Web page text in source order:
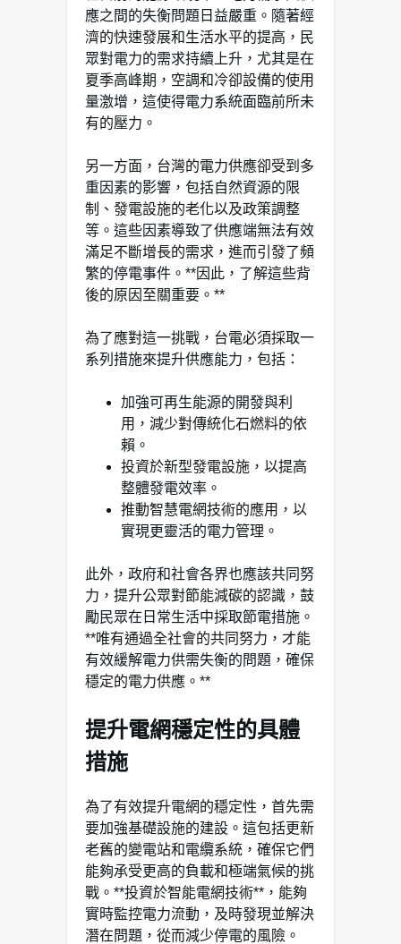
應之間的失衡問題日益嚴重。隨著經
濟的快速發展和生活水平的提高，民
眾對電力的需求持續上升，尤其是在
夏季高峰期，空調和冷卻設備的使用
量激增，這使得電力系統面臨前所未
有的壓力。
另一方面，台灣的電力供應卻受到多
重因素的影響，包括自然資源的限
制、發電設施的老化以及政策調整
等。這些因素導致了供應端無法有效
滿足不斷增長的需求，進而引發了頻
繁的停電事件。**因此，了解這些背
後的原因至關重要。**
為了應對這一挑戰，台電必須採取一
系列措施來提升供應能力，包括：
加強可再生能源的開發與利
用，減少對傳統化石燃料的依
賴。
投資於新型發電設施，以提高
整體發電效率。
推動智慧電網技術的應用，以
實現更靈活的電力管理。
此外，政府和社會各界也應該共同努
力，提升公眾對節能減碳的認識，鼓
勵民眾在日常生活中採取節電措施。
**唯有通過全社會的共同努力，才能
有效緩解電力供需失衡的問題，確保
穩定的電力供應。**
提升電網穩定性的具體
措施
為了有效提升電網的穩定性，首先需
要加強基礎設施的建設。這包括更新
老舊的變電站和電纜系統，確保它們
能夠承受更高的負載和極端氣候的挑
戰。**投資於智能電網技術**，能夠
實時監控電力流動，及時發現並解決
潛在問題，從而減少停電的風險。